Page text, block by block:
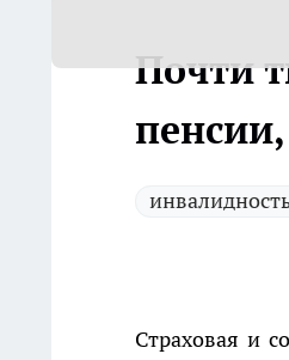
Почти
Страховая и